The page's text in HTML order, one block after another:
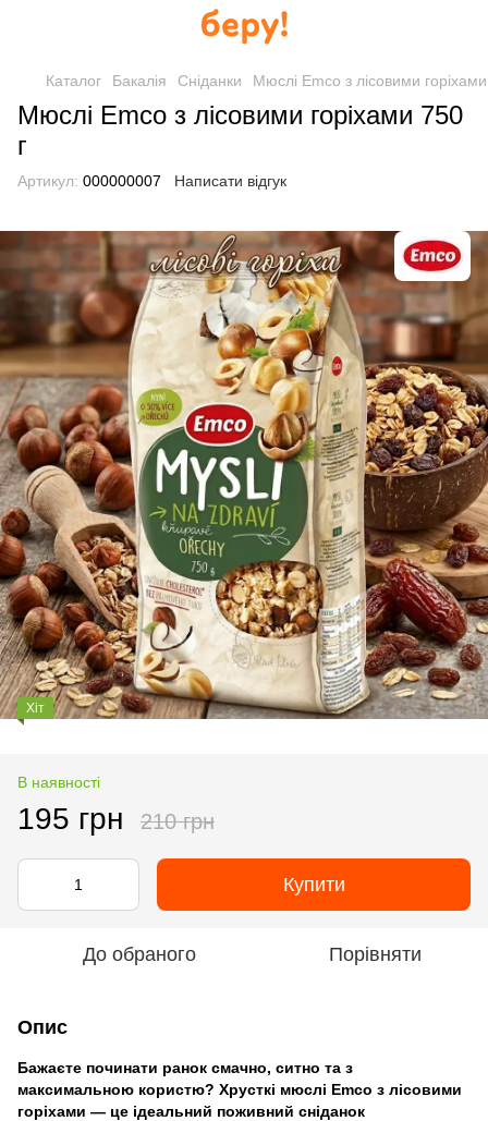
Каталог Бакалія Сніданки Мюслі Emco з лісовими
Мюслі Emco з лісовими горіхами 750
г
Артикул: 000000007 Написати відгук
Хіт
В наявності
195 грн 210 грн
Купити
До обраного Порівняти
Опис
Бажаєте починати ранок смачно, ситно та з
максимальною користю? Хрусткі мюслі Emco з лісовими
горіхами — це ідеальний поживний сніданок